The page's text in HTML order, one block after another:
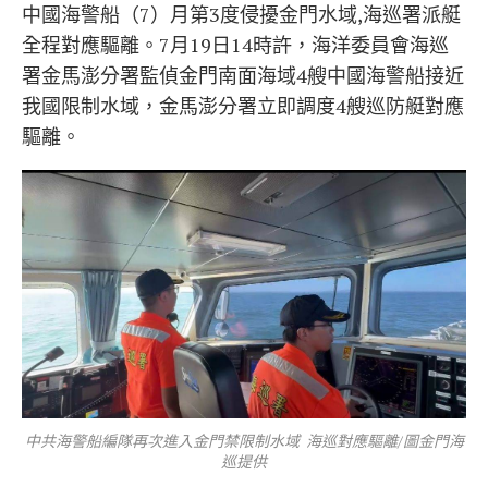
中國海警船（7）月第3度侵擾金門水域,海巡署派艇
全程對應驅離。7月19日14時許，海洋委員會海巡
署金馬澎分署監偵金門南面海域4艘中國海警船接近
我國限制水域，金馬澎分署立即調度4艘巡防艇對應
驅離。
中共海警船編隊再次進入金門禁限制水域 海巡對應驅離/圖金門海
巡提供